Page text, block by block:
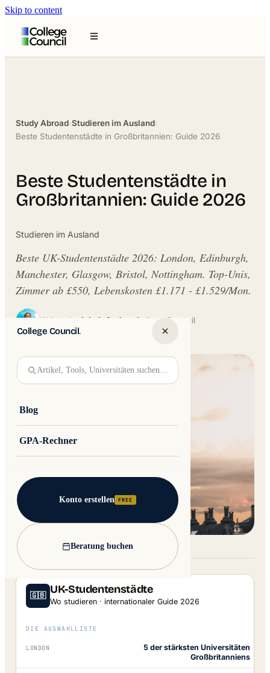
Skip to content
College Council.
Artikel, Tools, Universitäten suchen…
Blog
GPA-Rechner
Konto erstellen FREE
Beratung buchen
Study Abroad›Studieren im Ausland›
Beste Studentenstädte in Großbritannien: Guide 2026
Beste Studentenstädte in
Großbritannien: Guide 2026
Studieren im Ausland
Beste UK-Studentenstädte 2026: London, Edinburgh,
Manchester, Glasgow, Bristol, Nottingham. Top-Unis,
Zimmer ab £550, Lebenskosten £1.171 - £1.529/Mon.
Written by Jakub Andre College Council
Lead image: Wikimedia Commons
🇬🇧 UK-Studentenstädte
Wo studieren · internationaler Guide 2026
DIE AUSWAHLLISTE
LONDON
5 der stärksten Universitäten
Großbritanniens